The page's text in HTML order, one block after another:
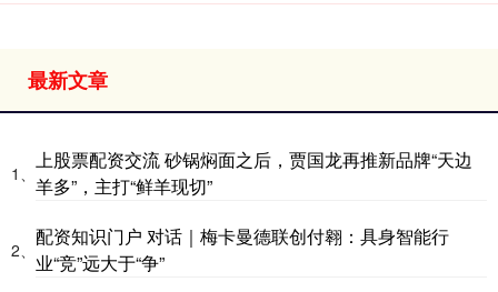
最新文章
1、
上股票配资交流 砂锅焖面之后，贾国龙再推新品牌“天边
羊多”，主打“鲜羊现切”
2、
配资知识门户 对话｜梅卡曼德联创付翱：具身智能行
业“竞”远大于“争”